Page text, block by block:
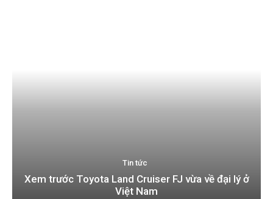
Tin tức
Xem trước Toyota Land Cruiser FJ vừa về đại lý ở
Việt Nam